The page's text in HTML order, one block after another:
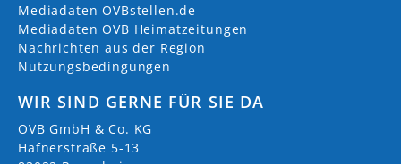
Mediadaten OVBstellen.de
Mediadaten OVB Heimatzeitungen
Nachrichten aus der Region
Nutzungsbedingungen
WIR SIND GERNE FÜR SIE DA
OVB GmbH & Co. KG
Hafnerstraße 5-13